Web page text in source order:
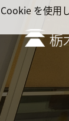
Cookie を使用